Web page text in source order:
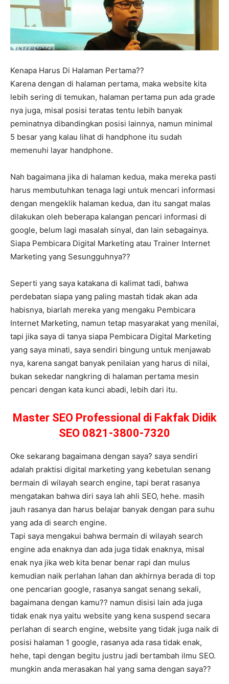
Kenapa Harus Di Halaman Pertama??
Karena dengan di halaman pertama, maka website kita
lebih sering di temukan, halaman pertama pun ada grade
nya juga, misal posisi teratas tentu lebih banyak
peminatnya dibandingkan posisi lainnya, namun minimal
5 besar yang kalau lihat di handphone itu sudah
memenuhi layar handphone.
Nah bagaimana jika di halaman kedua, maka mereka pasti
harus membutuhkan tenaga lagi untuk mencari informasi
dengan mengeklik halaman kedua, dan itu sangat malas
dilakukan oleh beberapa kalangan pencari informasi di
google, belum lagi masalah sinyal, dan lain sebagainya.
Siapa Pembicara Digital Marketing atau Trainer Internet
Marketing yang Sesungguhnya??
Seperti yang saya katakana di kalimat tadi, bahwa
perdebatan siapa yang paling mastah tidak akan ada
habisnya, biarlah mereka yang mengaku Pembicara
Internet Marketing, namun tetap masyarakat yang menilai,
tapi jika saya di tanya siapa Pembicara Digital Marketing
yang saya minati, saya sendiri bingung untuk menjawab
nya, karena sangat banyak penilaian yang harus di nilai,
bukan sekedar nangkring di halaman pertama mesin
pencari dengan kata kunci abadi, lebih dari itu.
Master SEO Professional di Fakfak Didik
SEO 0821-3800-7320
Oke sekarang bagaimana dengan saya? saya sendiri
adalah praktisi digital marketing yang kebetulan senang
bermain di wilayah search engine, tapi berat rasanya
mengatakan bahwa diri saya lah ahli SEO, hehe. masih
jauh rasanya dan harus belajar banyak dengan para suhu
yang ada di search engine.
Tapi saya mengakui bahwa bermain di wilayah search
engine ada enaknya dan ada juga tidak enaknya, misal
enak nya jika web kita benar benar rapi dan mulus
kemudian naik perlahan lahan dan akhirnya berada di top
one pencarian google, rasanya sangat senang sekali,
bagaimana dengan kamu?? namun disisi lain ada juga
tidak enak nya yaitu website yang kena suspend secara
perlahan di search engine, website yang tidak juga naik di
posisi halaman 1 google, rasanya ada rasa tidak enak,
hehe, tapi dengan begitu justru jadi bertambah ilmu SEO.
mungkin anda merasakan hal yang sama dengan saya??